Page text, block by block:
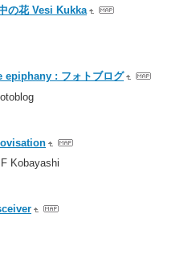
の花 Vesi Kukka
epiphany : フォトブログ
Kobayashi